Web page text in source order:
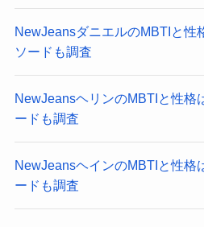
NewJeansダニエルのMBTIと性
ソードも調査
NewJeansヘリンのMBTIと性格
ードも調査
NewJeansヘインのMBTIと性格
ードも調査